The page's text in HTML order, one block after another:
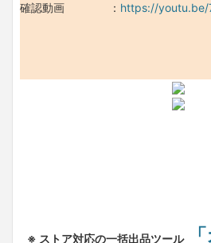
確認動画 ： https://youtu.be/
※ ストア対応の一括出品ツール